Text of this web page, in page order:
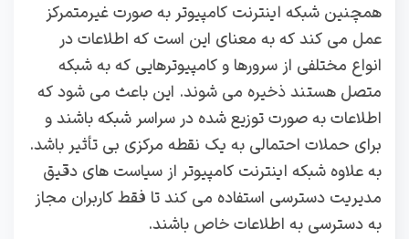
همچنین شبکه اینترنت کامپیوتر به صورت غیرمتمرکز
عمل می‌ کند که به معنای این است که اطلاعات در
انواع مختلفی از سرورها و کامپیوترهایی که به شبکه
متصل هستند ذخیره می‌ شوند. این باعث می‌ شود که
اطلاعات به صورت توزیع شده در سراسر شبکه باشند و
برای حملات احتمالی به یک نقطه مرکزی بی‌ تأثیر باشد.
به علاوه شبکه اینترنت کامپیوتر از سیاست‌ های دقیق
مدیریت دسترسی استفاده می‌ کند تا فقط کاربران مجاز
به دسترسی به اطلاعات خاص باشند.